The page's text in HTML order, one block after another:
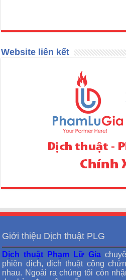
Website liên kết
Giới thiệu Dịch thuật PLG
Dịch thuật Phạm Lữ Gia
phiên dịch, dịch thuật công
nhau. Ngoài ra chúng tôi còn